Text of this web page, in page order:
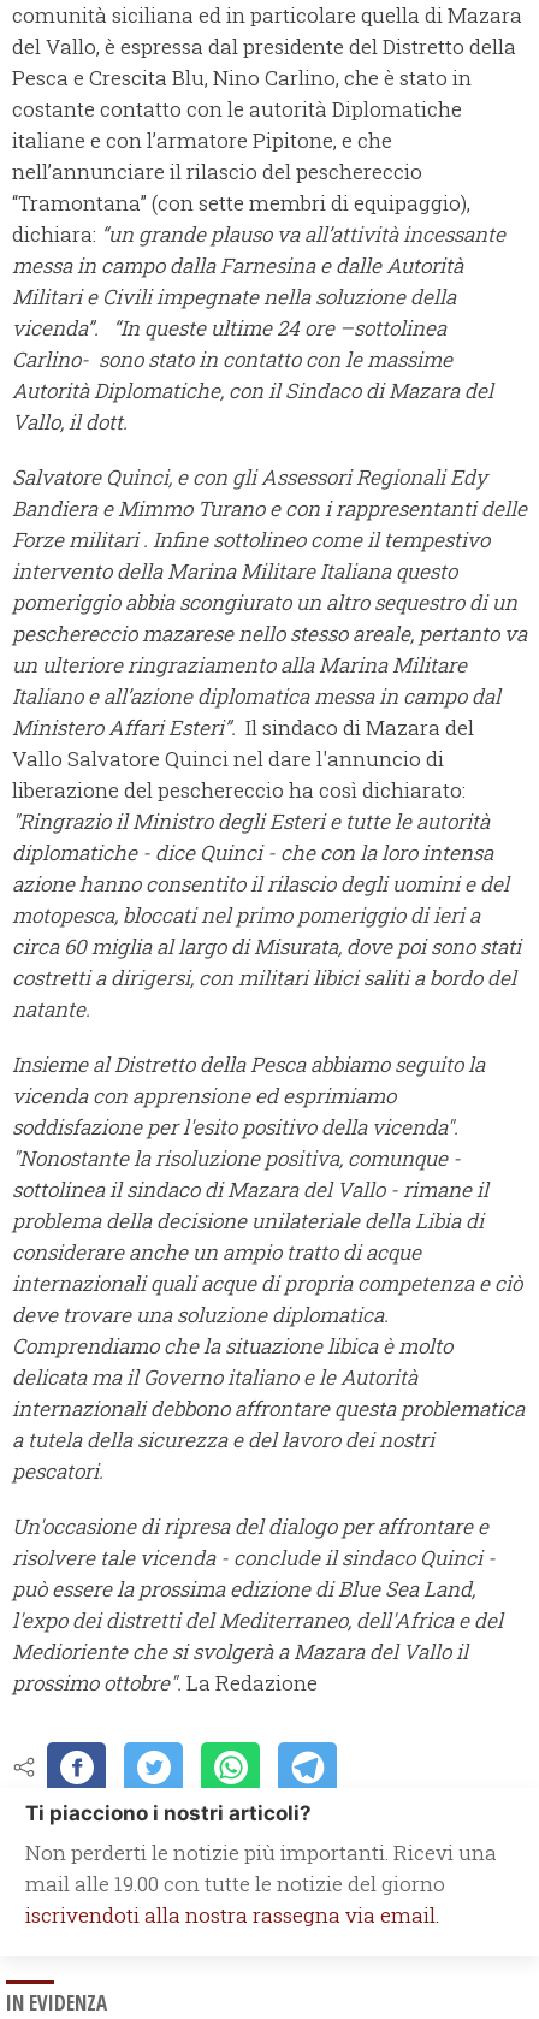
comunità siciliana ed in particolare quella di Mazara
del Vallo, è espressa dal presidente del Distretto della
Pesca e Crescita Blu, Nino Carlino, che è stato in
costante contatto con le autorità Diplomatiche
italiane e con l’armatore Pipitone, e che
nell’annunciare il rilascio del peschereccio
“Tramontana” (con sette membri di equipaggio),
dichiara: “un grande plauso va all’attività incessante
messa in campo dalla Farnesina e dalle Autorità
Militari e Civili impegnate nella soluzione della
vicenda”.
“In queste ultime 24 ore –sottolinea
Carlino- sono stato in contatto con le massime
Autorità Diplomatiche, con il Sindaco di Mazara del
Vallo, il dott.
Salvatore Quinci, e con gli Assessori Regionali Edy
Bandiera e Mimmo Turano e con i rappresentanti delle
Forze militari . Infine sottolineo come il tempestivo
intervento della Marina Militare Italiana questo
pomeriggio abbia scongiurato un altro sequestro di un
peschereccio mazarese nello stesso areale, pertanto va
un ulteriore ringraziamento alla Marina Militare
Italiano e all’azione diplomatica messa in campo dal
Ministero Affari Esteri”. Il sindaco di Mazara del
Vallo Salvatore Quinci nel dare l'annuncio di
liberazione del peschereccio ha così dichiarato:
"Ringrazio il Ministro degli Esteri e tutte le autorità
diplomatiche - dice Quinci - che con la loro intensa
azione hanno consentito il rilascio degli uomini e del
motopesca, bloccati nel primo pomeriggio di ieri a
circa 60 miglia al largo di Misurata, dove poi sono stati
costretti a dirigersi, con militari libici saliti a bordo del
natante.
Insieme al Distretto della Pesca abbiamo seguito la
vicenda con apprensione ed esprimiamo
soddisfazione per l'esito positivo della vicenda".
"Nonostante la risoluzione positiva, comunque -
sottolinea il sindaco di Mazara del Vallo - rimane il
problema della decisione unilateriale della Libia di
considerare anche un ampio tratto di acque
internazionali quali acque di propria competenza e ciò
deve trovare una soluzione diplomatica.
Comprendiamo che la situazione libica è molto
delicata ma il Governo italiano e le Autorità
internazionali debbono affrontare questa problematica
a tutela della sicurezza e del lavoro dei nostri
pescatori.
Un'occasione di ripresa del dialogo per affrontare e
risolvere tale vicenda - conclude il sindaco Quinci -
può essere la prossima edizione di Blue Sea Land,
l'expo dei distretti del Mediterraneo, dell'Africa e del
Medioriente che si svolgerà a Mazara del Vallo il
prossimo ottobre". La Redazione
Ti piacciono i nostri articoli?
Non perderti le notizie più importanti. Ricevi una
mail alle 19.00 con tutte le notizie del giorno
iscrivendoti alla nostra rassegna via email.
IN EVIDENZA